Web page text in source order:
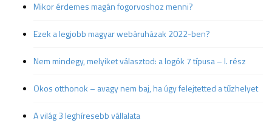
Mikor érdemes magán fogorvoshoz menni?
Ezek a legjobb magyar webáruházak 2022-ben?
Nem mindegy, melyiket választod: a logók 7 típusa – I. rész
Okos otthonok – avagy nem baj, ha úgy felejtetted a tűzhelyet
A világ 3 leghíresebb vállalata